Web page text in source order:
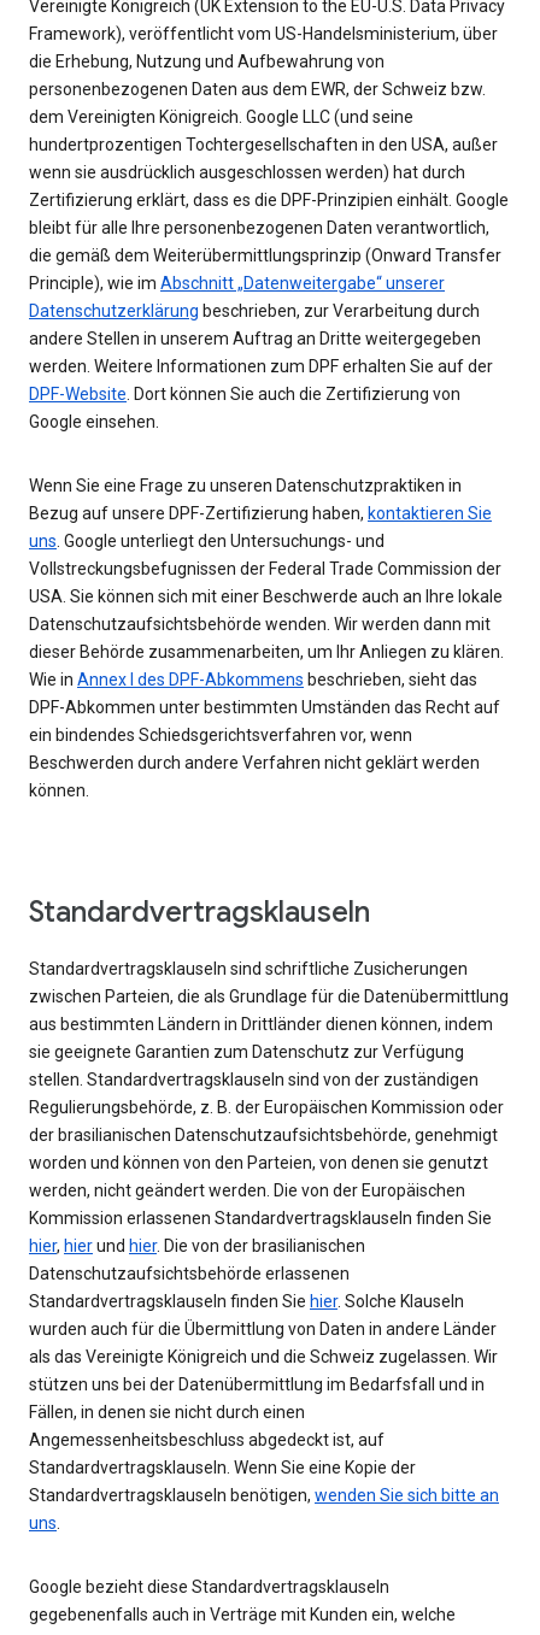
Vereinigte Königreich (UK Extension to the EU-U.S. Data Privacy
Framework), veröffentlicht vom US-Handelsministerium, über
die Erhebung, Nutzung und Aufbewahrung von
personenbezogenen Daten aus dem EWR, der Schweiz bzw.
dem Vereinigten Königreich. Google LLC (und seine
hundertprozentigen Tochtergesellschaften in den USA, außer
wenn sie ausdrücklich ausgeschlossen werden) hat durch
Zertifizierung erklärt, dass es die DPF-Prinzipien einhält. Google
bleibt für alle Ihre personenbezogenen Daten verantwortlich,
die gemäß dem Weiterübermittlungsprinzip (Onward Transfer
Principle), wie im Abschnitt „Datenweitergabe“ unserer
Datenschutzerklärung beschrieben, zur Verarbeitung durch
andere Stellen in unserem Auftrag an Dritte weitergegeben
werden. Weitere Informationen zum DPF erhalten Sie auf der
DPF-Website. Dort können Sie auch die Zertifizierung von
Google einsehen.
Wenn Sie eine Frage zu unseren Datenschutzpraktiken in
Bezug auf unsere DPF-Zertifizierung haben, kontaktieren Sie
uns. Google unterliegt den Untersuchungs- und
Vollstreckungsbefugnissen der Federal Trade Commission der
USA. Sie können sich mit einer Beschwerde auch an Ihre lokale
Datenschutzaufsichtsbehörde wenden. Wir werden dann mit
dieser Behörde zusammenarbeiten, um Ihr Anliegen zu klären.
Wie in Annex I des DPF-Abkommens beschrieben, sieht das
DPF-Abkommen unter bestimmten Umständen das Recht auf
ein bindendes Schiedsgerichtsverfahren vor, wenn
Beschwerden durch andere Verfahren nicht geklärt werden
können.
Standardvertragsklauseln
Standardvertragsklauseln sind schriftliche Zusicherungen
zwischen Parteien, die als Grundlage für die Datenübermittlung
aus bestimmten Ländern in Drittländer dienen können, indem
sie geeignete Garantien zum Datenschutz zur Verfügung
stellen. Standardvertragsklauseln sind von der zuständigen
Regulierungsbehörde, z. B. der Europäischen Kommission oder
der brasilianischen Datenschutzaufsichtsbehörde, genehmigt
worden und können von den Parteien, von denen sie genutzt
werden, nicht geändert werden. Die von der Europäischen
Kommission erlassenen Standardvertragsklauseln finden Sie
hier, hierund hier. Die von der brasilianischen
Datenschutzaufsichtsbehörde erlassenen
Standardvertragsklauseln finden Sie hier. Solche Klauseln
wurden auch für die Übermittlung von Daten in andere Länder
als das Vereinigte Königreich und die Schweiz zugelassen. Wir
stützen uns bei der Datenübermittlung im Bedarfsfall und in
Fällen, in denen sie nicht durch einen
Angemessenheitsbeschluss abgedeckt ist, auf
Standardvertragsklauseln. Wenn Sie eine Kopie der
Standardvertragsklauseln benötigen, wenden Sie sich bitte an
uns.
Google bezieht diese Standardvertragsklauseln
gegebenenfalls auch in Verträge mit Kunden ein, welche